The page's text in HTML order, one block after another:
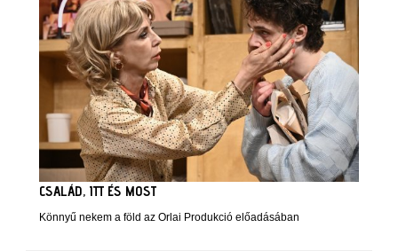
CSALÁD, ITT ÉS MOST
Könnyű nekem a föld az Orlai Produkció előadásában